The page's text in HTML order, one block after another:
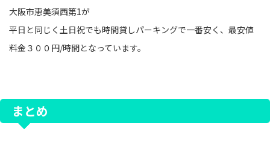
大阪市恵美須西第1が
平日と同じく土日祝でも時間貸しパーキングで一番安く、最安値
料金３００円/時間となっています。
まとめ